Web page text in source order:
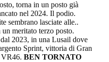
torna in un posto già
nel 2024. Il podio.
sembrano lasciate alle..
meritato terzo posto.
2023, in una Lusail dove
Sprint, vittoria di Gran
VR46. BEN TORNATO